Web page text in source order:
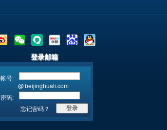
登录邮箱
帐号:
@beijinghuali.com
密码:
忘记密码？